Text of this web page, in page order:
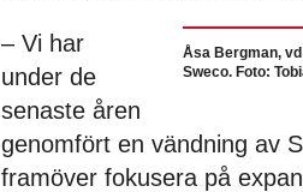
Åsa Bergman,
Sweco. Foto:
– Vi har
under de
senaste åren
genomfört en vändning av
framöver fokusera på